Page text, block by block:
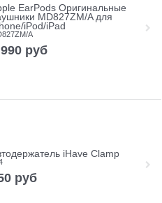
EarPods Оригинальные
MD827ZM/A для
iPod/iPad
A
руб
iHave Clamp
руб